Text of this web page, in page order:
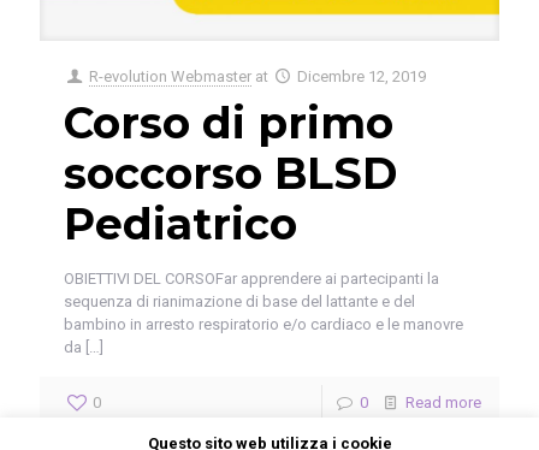
R-evolution Webmaster at Dicembre 12, 2019
Corso di primo
soccorso BLSD
Pediatrico
OBIETTIVI DEL CORSOFar apprendere ai partecipanti la
sequenza di rianimazione di base del lattante e del
bambino in arresto respiratorio e/o cardiaco e le manovre
da
0 0 Read more
Questo sito web utilizza i cookie